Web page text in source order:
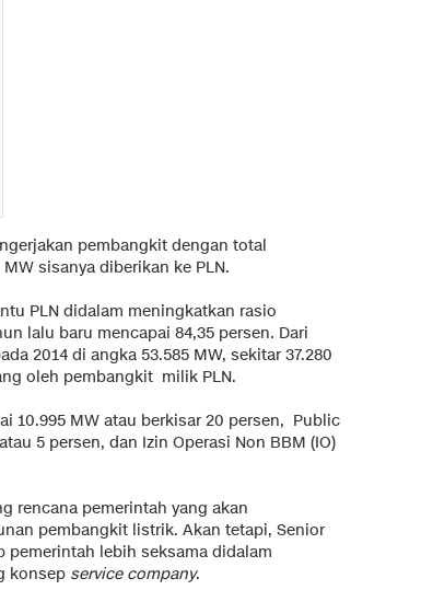
pembangkit dengan total
sisanya diberikan ke PLN.
PLN didalam meningkatkan rasio
lalu baru mencapai 84,35 persen. Dari
2014 di angka 53.585 MW, sekitar 37.280
oleh pembangkit milik PLN.
10.995 MW atau berkisar 20 persen, Public
5 persen, dan Izin Operasi Non BBM (IO)
rencana pemerintah yang akan
pembangkit listrik. Akan tetapi, Senior
pemerintah lebih seksama didalam
konsep service company.